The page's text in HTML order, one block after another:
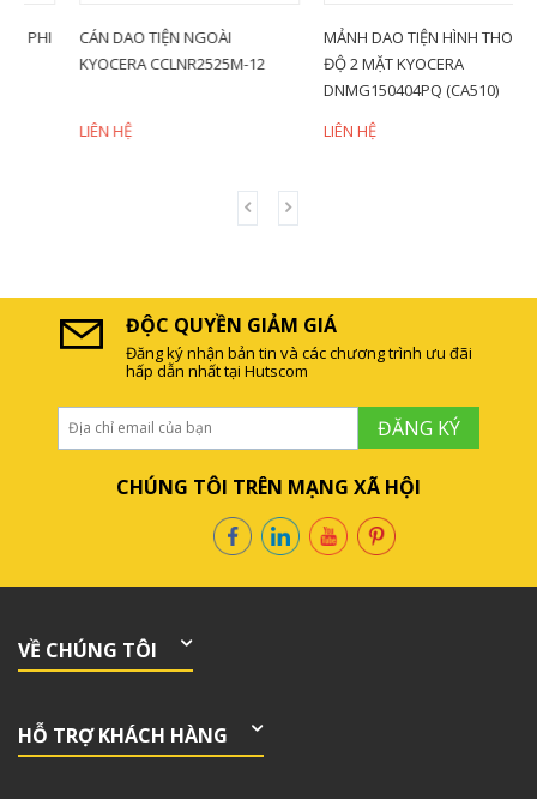
CÁN DAO TIỆN NGOÀI
KYOCERA CCLNR2525M-12
LIÊN HỆ
MẢNH DAO TIỆN HÌNH THOI 55
ĐỘ 2 MẶT KYOCERA
DNMG150404PQ (CA510)
LIÊN HỆ
ĐỘC QUYỀN GIẢM GIÁ
Đăng ký nhận bản tin và các chương trình ưu đãi
hấp dẫn nhất tại Hutscom
ĐĂNG KÝ
CHÚNG TÔI TRÊN MẠNG XÃ HỘI
VỀ CHÚNG TÔI
HỖ TRỢ KHÁCH HÀNG